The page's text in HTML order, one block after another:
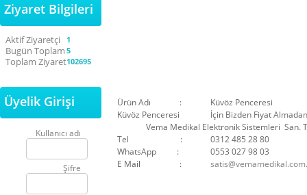
Ziyaret Bilgileri
Aktif Ziyaretçi 1
Bugün Toplam 5
Toplam Ziyaret102695
Üyelik Girişi
Kullanıcı adı
Şifre
Ürün Adı :
Küvöz Penceresi
Küvöz Penceresi
İçin Bizden Fiyat
Vema Medikal Elektronik Sistemleri San.
Tel :
0312 485 28 80
WhatsApp :
0553 027 98 03
E Mail :